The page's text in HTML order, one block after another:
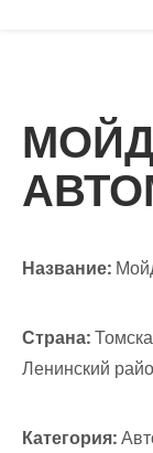
Название:
Страна:
Ленинский
Категория: